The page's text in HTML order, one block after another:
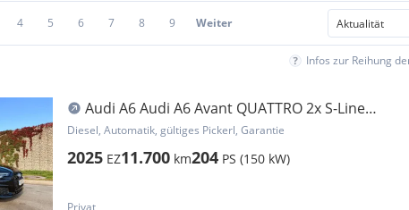
4 5 6 7 8 9 Weiter
Infos zur Reihung
Audi A6 Audi A6 Avant QUATTRO 2x S-Line
STHZG Matrix
Diesel, Automatik, gültiges Pickerl, Garantie
2025 EZ11.700 km204 PS (150 kW)
Privat